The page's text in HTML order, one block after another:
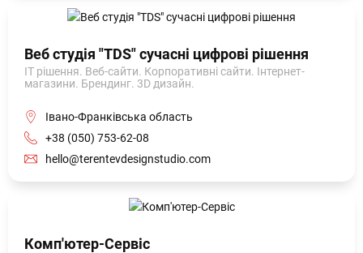
Веб студія "TDS" сучасні цифрові рішення
IT рішення. Веб-сайти. Корпоративні сайти. Інтернет-
магазини. Брендинг. 3D дизайн.
Івано-Франківська область
+38 (050) 753-62-08
hello@terentevdesignstudio.com
Комп'ютер-Сервіс